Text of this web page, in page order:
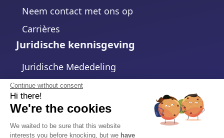
Continue without consent
Hi there!
We're the cookies
We waited to be sure that this website
interests you before knocking, but we have
Neem contact met ons op
Carrières
Juridische kennisgeving
Juridische Mededeling
Privacybeleid
Cookiebeleid
Cookie-instellingen wijzigen